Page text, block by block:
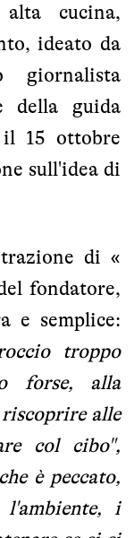
cucina,
ideato da
giornalista
della guida
15 ottobre
sull'idea di
di «
fondatore,
e semplice:
troppo
forse, alla
alle
col cibo",
è peccato,
i